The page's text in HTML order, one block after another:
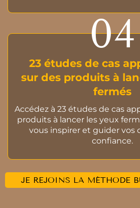
04
23 études de cas
sur des produits à
fermés
Accédez à 23 études de cas
produits à lancer les yeux
vous inspirer et guider vos
confiance.
JE REJOINS LA MÉTHODE